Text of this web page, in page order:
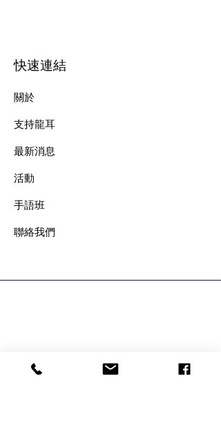
快速連結
關於
支持龍耳
最新消息
​活動
手語班
​聯絡我們